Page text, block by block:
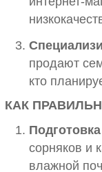
продают
кто
КАК
сорняков и
влажной